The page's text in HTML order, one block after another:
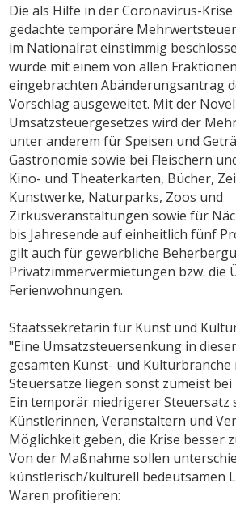
Die als Hilfe in der Coronavirus-
gedachte temporäre
im Nationalrat einstimmig
wurde mit einem von allen
eingebrachten Abänderungsantrag
Vorschlag ausgeweitet. Mit der
Umsatzsteuergesetzes wird der
unter anderem für Speisen und
Gastronomie sowie bei Fleischern
Kino- und Theaterkarten, Bücher,
Kunstwerke, Naturparks, Zoos und
Zirkusveranstaltungen sowie für
bis Jahresende auf einheitlich fünf
gilt auch für gewerbliche
Privatzimmervermietungen bzw. die
Ferienwohnungen.
Staatssekretärin für Kunst und
"Eine Umsatzsteuersenkung in
gesamten Kunst- und Kulturbranche
Steuersätze liegen sonst zumeist bei
Ein temporär niedrigerer Steuersatz
Künstlerinnen, Veranstaltern und
Möglichkeit geben, die Krise besser
Von der Maßnahme sollen
künstlerisch/kulturell bedeutsamen
Waren profitieren: